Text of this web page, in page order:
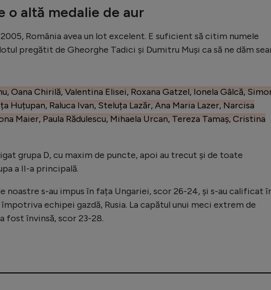
o altă medalie de aur
România avea un lot excelent. E suficient să citim numele
pregătit de Gheorghe Tadici și Dumitru Muși ca să ne dăm
Oana Chirilă, Valentina Elisei, Roxana Gatzel, Ionela Gâlcă,
Huțupan, Raluca Ivan, Steluța Lazăr, Ana Maria Lazer, Narcisa
Maier, Paula Rădulescu, Mihaela Urcan, Tereza Tamaș, Cristina
grupa D, cu maxim de puncte, apoi au trecut și de toate
a II-a principală.
noastre s-au impus în fața Ungariei, scor 26-24, și s-au calificat
echipei gazdă, Rusia. La capătul unui meci extrem de
fost învinsă, scor 23-28.